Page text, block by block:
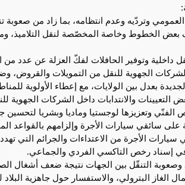
وتردّيه وعدم انتظامه، بما زاد من صعوبة
بعض الخطوط وخاصة المخصّصة لنقل التلاميذ،
وتوفير الحافلات لفكّ العزلة عن عدد من
الجهوية للنقل من التمويلات والقروض،
بعدل بين الولايات، مع إعطاء الأولوية
التعيينات والانتدابات داخل الشركات الجهوية
الفنّي وتعزيزها لوجستيا وماديا وبشريا
على سائقي سيارات الأجرة وإلزامهم بالقواعد
سيارات الأجرة من الاعتداءات والجرائم التي
في إسناد رخص التاكسي الفردي والجماعي.
وصعوبة التنقّل بين الجهات نتيجة ضعف أشغال
الغاز البترولي، والاستفسار حول جاهزية البلاد